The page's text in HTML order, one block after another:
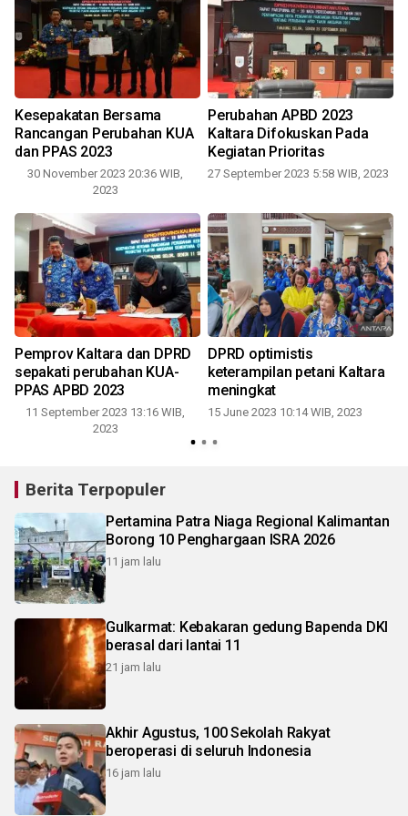
Kesepakatan Bersama
Rancangan Perubahan KUA
dan PPAS 2023
30 November 2023 20:36 WIB,
2023
Perubahan APBD 2023
Kaltara Difokuskan Pada
Kegiatan Prioritas
27 September 2023 5:58 WIB, 2023
Pemprov Kaltara dan DPRD
sepakati perubahan KUA-
PPAS APBD 2023
11 September 2023 13:16 WIB,
2023
DPRD optimistis
keterampilan petani Kaltara
meningkat
15 June 2023 10:14 WIB, 2023
Berita Terpopuler
Pertamina Patra Niaga Regional Kalimantan
Borong 10 Penghargaan ISRA 2026
11 jam lalu
Gulkarmat: Kebakaran gedung Bapenda DKI
berasal dari lantai 11
21 jam lalu
Akhir Agustus, 100 Sekolah Rakyat
beroperasi di seluruh Indonesia
16 jam lalu